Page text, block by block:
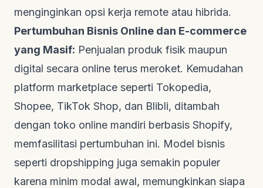
menginginkan opsi kerja remote atau hibrida.
Pertumbuhan Bisnis Online dan E-commerce
yang Masif: Penjualan produk fisik maupun
digital secara online terus meroket. Kemudahan
platform marketplace seperti Tokopedia,
Shopee, TikTok Shop, dan Blibli, ditambah
dengan toko online mandiri berbasis Shopify,
memfasilitasi pertumbuhan ini. Model bisnis
seperti dropshipping juga semakin populer
karena minim modal awal, memungkinkan siapa